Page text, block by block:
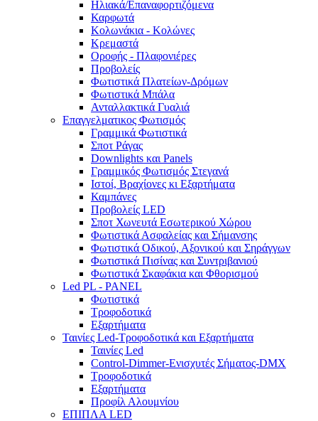
Ηλιακά/Επαναφορτιζόμενα
Καρφωτά
Κολωνάκια - Κολώνες
Κρεμαστά
Οροφής - Πλαφονιέρες
Προβολείς
Φωτιστικά Πλατείων-Δρόμων
Φωτιστικά Μπάλα
Ανταλλακτικά Γυαλιά
Επαγγελματικος Φωτισμός
Γραμμικά Φωτιστικά
Σποτ Ράγας
Downlights και Panels
Γραμμικός Φωτισμός Στεγανά
Ιστοί, Βραχίονες κι Εξαρτήματα
Καμπάνες
Προβολείς LED
Σποτ Χωνευτά Εσωτερικού Χώρου
Φωτιστικά Ασφαλείας και Σήμανσης
Φωτιστικά Οδικού, Αξονικού και Σηράγγων
Φωτιστικά Πισίνας και Συντριβανιού
Φωτιστικά Σκαφάκια και Φθορισμού
Led PL - PANEL
Φωτιστικά
Τροφοδοτικά
Εξαρτήματα
Ταινίες Led-Τροφοδοτικά και Εξαρτήματα
Ταινίες Led
Control-Dimmer-Ενισχυτές Σήματος-DMX
Τροφοδοτικά
Εξαρτήματα
Προφίλ Αλουμνίου
ΕΠΙΠΛΑ LED